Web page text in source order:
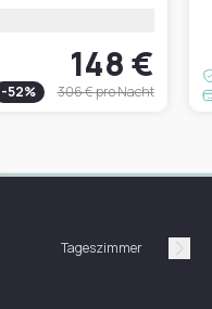
148 €
-52% 306 €pro Nacht
Tageszimmer